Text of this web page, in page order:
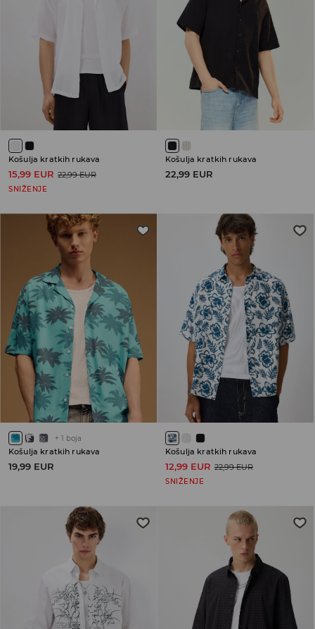
Košulja kratkih rukava
15,99 EUR 22,99 EUR
SNIŽENJE
Košulja kratkih rukava
22,99 EUR
+ 1 boja
Košulja kratkih rukava
19,99 EUR
Košulja kratkih rukava
12,99 EUR 22,99 EUR
SNIŽENJE